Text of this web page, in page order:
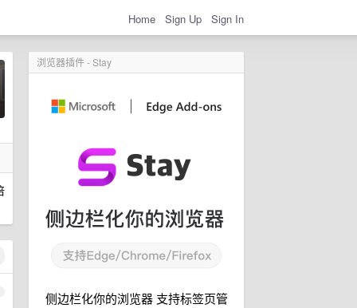
Home Sign Up Sign In
浏览器插件 - Stay
侧边栏化你的浏览器 支持标签页管